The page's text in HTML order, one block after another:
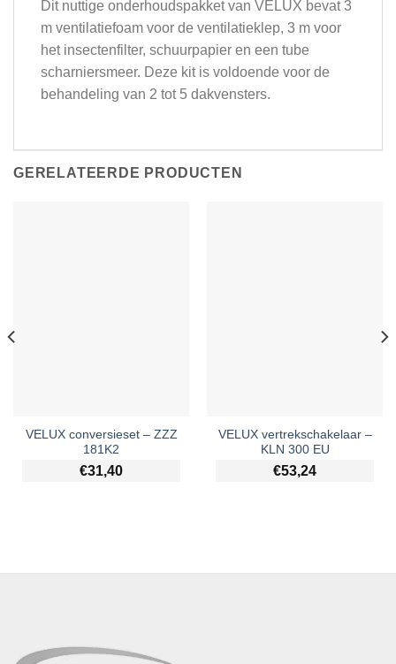
Dit nuttige onderhoudspakket van VELUX bevat 3
m ventilatiefoam voor de ventilatieklep, 3 m voor
het insectenfilter, schuurpapier en een tube
scharniersmeer. Deze kit is voldoende voor de
behandeling van 2 tot 5 dakvensters.
GERELATEERDE PRODUCTEN
VELUX conversieset – ZZZ
181K2
€31,40
VELUX vertrekschakelaar –
KLN 300 EU
€53,24